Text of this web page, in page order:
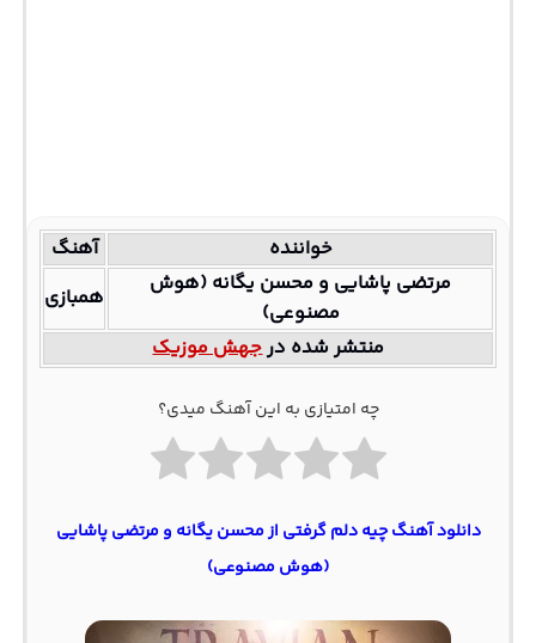
خواننده
آهنگ
مرتضی پاشایی و محسن یگانه (هوش
مصنوعی)
همبازی
منتشر شده درجهش موزیک
چه امتیازی به این آهنگ میدی؟
دانلود آهنگ چیه دلم گرفتی از محسن یگانه و مرتضی پاشایی
(هوش مصنوعی)